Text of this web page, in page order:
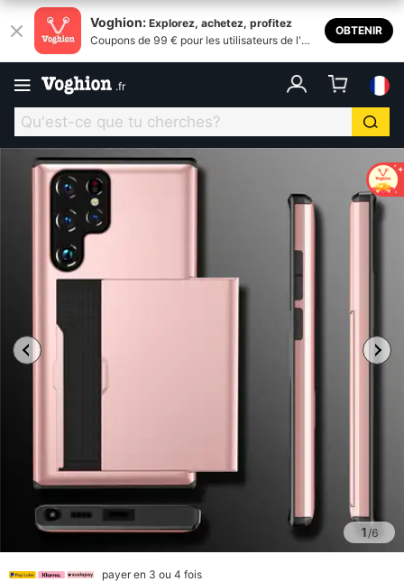
Voghion: Explorez, achetez, profitez
Coupons de 99 € pour les utilisateurs de l'ap
OBTENIR
.fr
1/6
payer en 3 ou 4 fois